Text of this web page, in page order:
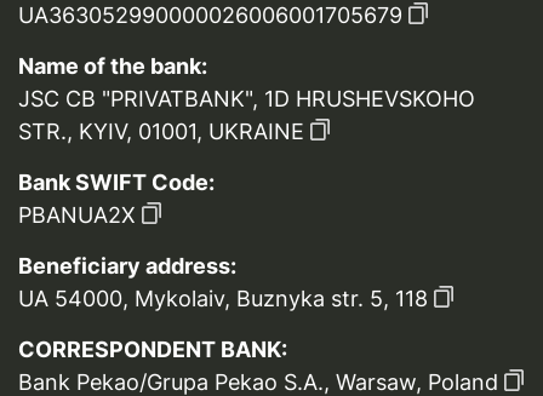
UA363052990000026006001705679
Name of the bank:
JSC CB "PRIVATBANK", 1D HRUSHEVSKOHO
STR., KYIV, 01001, UKRAINE
Bank SWIFT Code:
PBANUA2X
Beneficiary address:
UA 54000, Mykolaiv, Buznyka str. 5, 118
CORRESPONDENT BANK:
Bank Pekao/Grupa Pekao S.A., Warsaw, Poland